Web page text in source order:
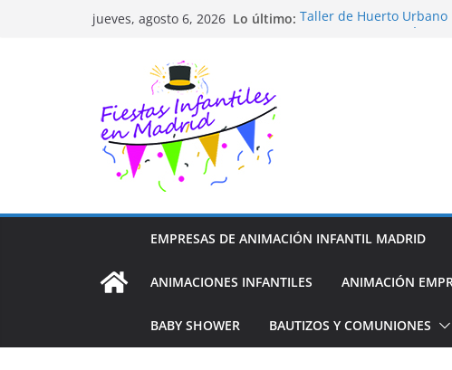
jueves, agosto 6, 2026 Lo último: Taller de Huerto Urbano
EMPRESAS DE ANIMACIÓN INFANTIL MADRID
ANIMACIONES INFANTILES ANIMACIÓN
BABY SHOWER BAUTIZOS Y COMUNIONES